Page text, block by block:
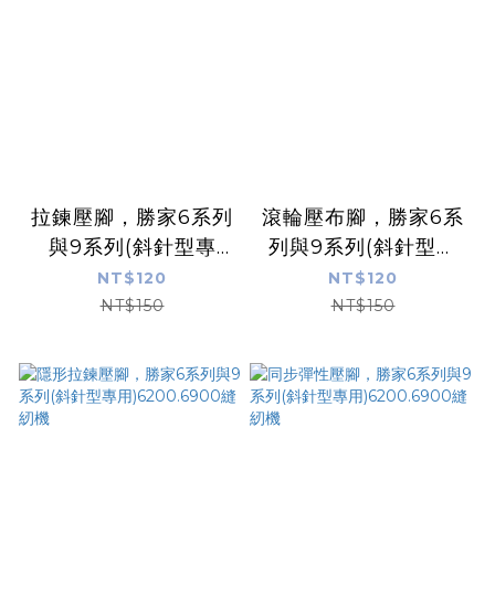
拉鍊壓腳，勝家6系列
與9系列(斜針型專
用)6200.6900縫紉機
NT$120
NT$150
滾輪壓布腳，勝家6系
列與9系列(斜針型專
用)6200.6900縫紉機
NT$120
NT$150